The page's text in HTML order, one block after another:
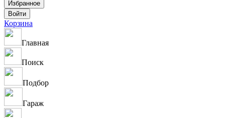
Корзина
Главная
Поиск
Подбор
Гараж